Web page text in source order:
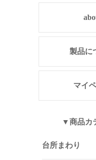
製品に
マイ
▼商品カ
台所まわり